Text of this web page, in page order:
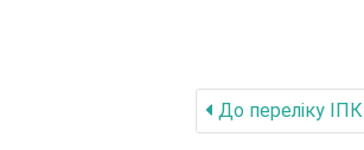
До переліку IПК